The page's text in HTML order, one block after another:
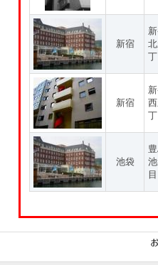
新宿
新宿
池袋